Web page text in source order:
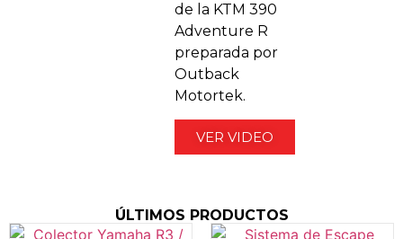
de la KTM 390
Adventure R
preparada por
Outback
Motortek.
VER VIDEO
ÚLTIMOS PRODUCTOS